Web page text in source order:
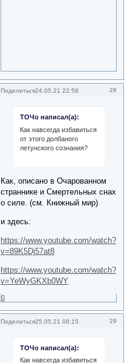
Поделиться 28
24.05.21 22:58
ТОЧо написал(а):
Как навсегда избавиться
от этого долбаного
летунского сознания?
Как, описано в Очарованном
страннике и Смертельных снах
о силе. (см. Книжный мир)
и здесь:
https://www.youtube.com/watch?
v=89K5Dj57at8
https://www.youtube.com/watch?
v=YeWyGKXb0WY
0
Поделиться 29
25.05.21 08:15
ТОЧо написал(а):
Как навсегда избавиться